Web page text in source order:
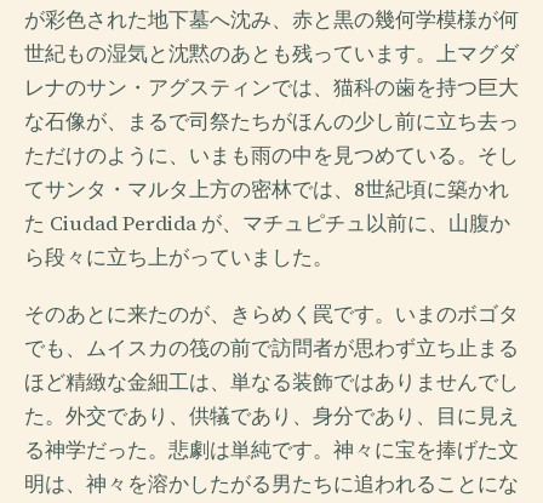
が彩色された地下墓へ沈み、赤と黒の幾何学模様が何
世紀もの湿気と沈黙のあとも残っています。上マグダ
レナのサン・アグスティンでは、猫科の歯を持つ巨大
な石像が、まるで司祭たちがほんの少し前に立ち去っ
ただけのように、いまも雨の中を見つめている。そし
てサンタ・マルタ上方の密林では、8世紀頃に築かれ
た Ciudad Perdida が、マチュピチュ以前に、山腹か
ら段々に立ち上がっていました。
そのあとに来たのが、きらめく罠です。いまのボゴタ
でも、ムイスカの筏の前で訪問者が思わず立ち止まる
ほど精緻な金細工は、単なる装飾ではありませんでし
た。外交であり、供犠であり、身分であり、目に見え
る神学だった。悲劇は単純です。神々に宝を捧げた文
明は、神々を溶かしたがる男たちに追われることにな